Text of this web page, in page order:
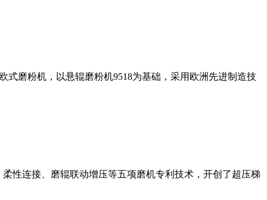
磨粉机，以悬辊磨粉机9518为基础，采用欧洲先进制造技
性连接、磨辊联动增压等五项磨机专利技术，开创了超压梯